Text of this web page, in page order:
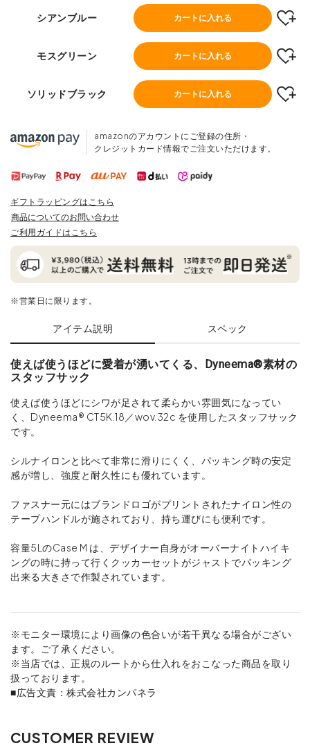
シアンブルー カートに入れる
モスグリーン カートに入れる
ソリッドブラック カートに入れる
amazonのアカウントにご登録の住所・
クレジットカード情報でご注文いただけます。
ギフトラッピングはこちら
商品についてのお問い合わせ
ご利用ガイドはこちら
※営業日に限ります。
アイテム説明 スペック
使えば使うほどに愛着が湧いてくる、Dyneema®素材の
スタッフサック
使えば使うほどにシワが足されて柔らかい雰囲気になってい
く、Dyneema® CT5K.18／wov.32c を使用したスタッフサック
です。
シルナイロンと比べて非常に滑りにくく、パッキング時の安定
感が増し、強度と耐久性にも優れています。
ファスナー元にはブランドロゴがプリントされたナイロン性の
テープハンドルが施されており、持ち運びにも便利です。
容量5LのCase M は、デザイナー自身がオーバーナイトハイキ
ングの時に持って行くクッカーセットがジャストでパッキング
出来る大きさで作製されています。
※モニター環境により画像の色合いが若干異なる場合がござい
ます。ご了承ください。
※当店では、正規のルートから仕入れをおこなった商品を取り
扱っております。
■広告文責：株式会社カンパネラ